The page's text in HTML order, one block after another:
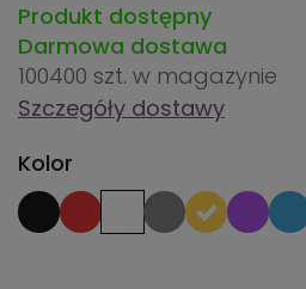
Produkt dostępny
Darmowa dostawa
100400 szt. w magazynie
Szczegóły dostawy
Kolor